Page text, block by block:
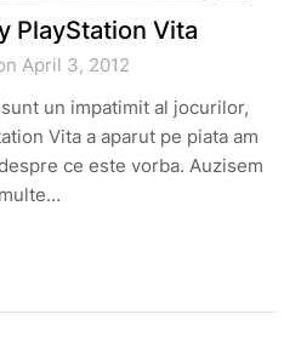
PlayStation Vita
April 3, 2012
un impatimit al jocurilor,
Vita a aparut pe piata am
ce este vorba. Auzisem
multe…